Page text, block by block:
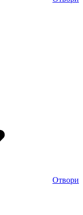
Отвори